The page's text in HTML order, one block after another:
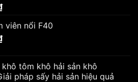
viên nổi F40
tôm khô hải sản khô
pháp sấy hải sản hiệu quả